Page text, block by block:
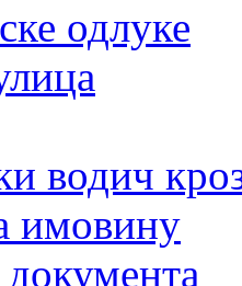
одлуке
водич
имовину